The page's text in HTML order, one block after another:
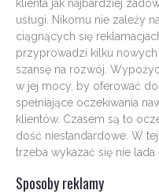
klienta jak najbardziej
usługi. Nikomu nie zależy
ciągnących się
przyprowadzi kilku nowych
szansę na rozwój.
w jej mocy, by oferować
spełniające oczekiwania
klientów. Czasem są to
dość niestandardowe. W
trzeba wykazać się nie lada
Sposoby reklamy